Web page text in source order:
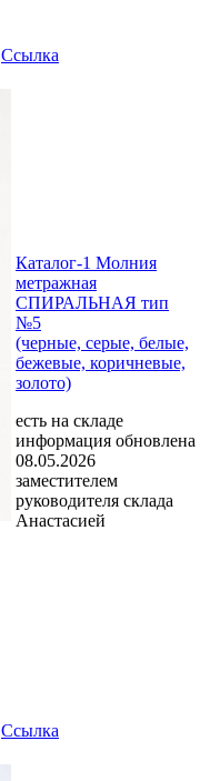
Ссылка
Каталог-1 Молния
метражная
СПИРАЛЬНАЯ тип
№5
(черные, серые, белые,
бежевые, коричневые,
золото)
есть на складе
информация обновлена
08.05.2026
заместителем
руководителя склада
Анастасией
Ссылка